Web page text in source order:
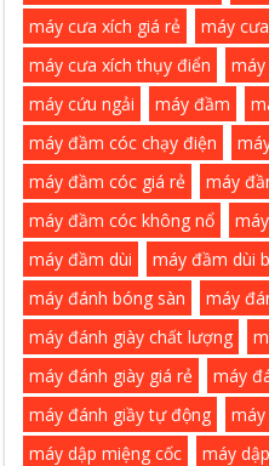
máy cưa xích giá rẻ
máy
máy cưa xích thụy điển
máy cứu ngải
máy đầm
máy đầm cóc chạy điện
máy đầm cóc giá rẻ
máy
máy đầm cóc không nổ
máy đầm dùi
máy đầm dùi
máy đánh bóng sàn
máy
máy đánh giày chất lượng
máy đánh giày giá rẻ
máy
máy đánh giầy tự động
máy dập miệng cốc
máy